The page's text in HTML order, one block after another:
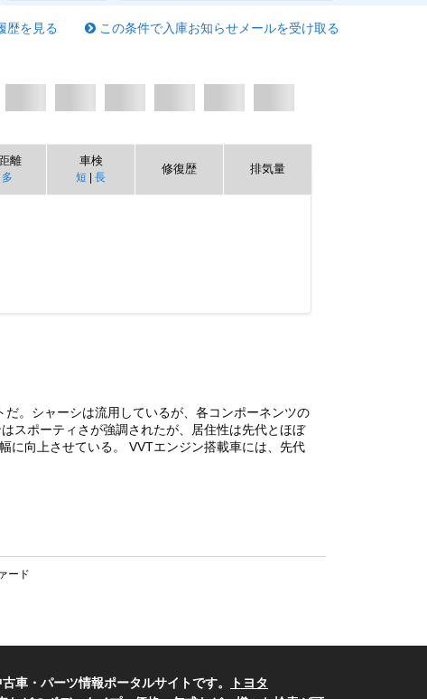
この条件で入庫お知らせメールを受け取る
歴を見る
離
多
車検
短 | 長
修復歴 排気量
。シャーシは流用しているが、各コンポーネンツの
スポーティさが強調されたが、居住性は先代とほぼ
に向上させている。 VVTエンジン搭載車には、先代
ード
車・パーツ情報ポータルサイトです。
トヨタ